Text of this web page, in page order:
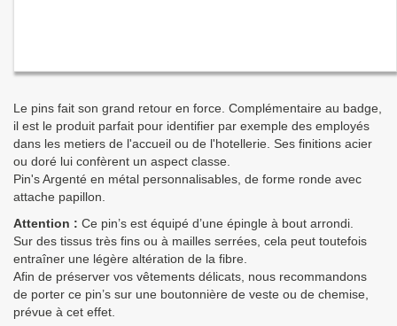
Le pins fait son grand retour en force. Complémentaire au badge,
il est le produit parfait pour identifier par exemple des employés
dans les metiers de l'accueil ou de l'hotellerie. Ses finitions acier
ou doré lui confèrent un aspect classe.
Pin's Argenté en métal personnalisables, de forme ronde avec
attache papillon.
Attention : Ce pin’s est équipé d’une épingle à bout arrondi.
Sur des tissus très fins ou à mailles serrées, cela peut toutefois
entraîner une légère altération de la fibre.
Afin de préserver vos vêtements délicats, nous recommandons
de porter ce pin’s sur une boutonnière de veste ou de chemise,
prévue à cet effet.